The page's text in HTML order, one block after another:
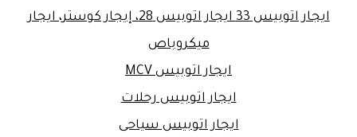
ايجار اتوبيس 33 ايجار اتوبيس 28، إيجار كوستر، ايجار
ميكروباص
ايجار اتوبيس MCV
ايجار اتوبيس رحلات
ايجار اتوبيس سياحى